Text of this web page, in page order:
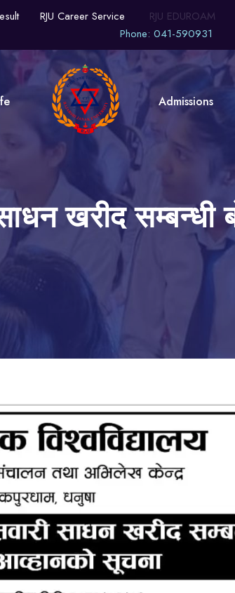
RJU Career Service
RJU EDUROAM
Phone: 041-590931
Admissions
खरीद सम्बन्धी